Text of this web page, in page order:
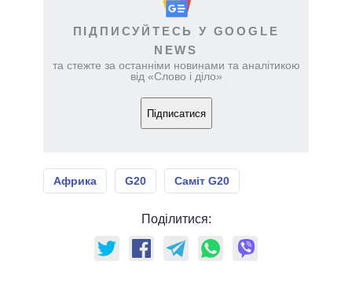
ПІДПИСУЙТЕСЬ У GOOGLE
NEWS
та стежте за останніми новинами та аналітикою
від «Слово і діло»
Підписатися
Африка G20 Саміт G20
Поділитися: